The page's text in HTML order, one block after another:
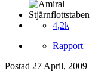
Stjärnflottstaben
4,2k
Rapport
Postad 27 April, 2009